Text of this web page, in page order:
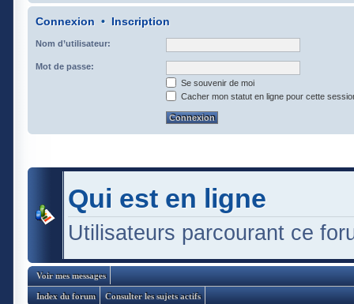
Connexion • Inscription
Nom d’utilisateur:
Mot de passe:
Se souvenir de moi
Cacher mon statut en ligne pour cette
Qui est en ligne
Utilisateurs parcourant ce
Voir mes messages
Index du forum Consulter les sujets actifs